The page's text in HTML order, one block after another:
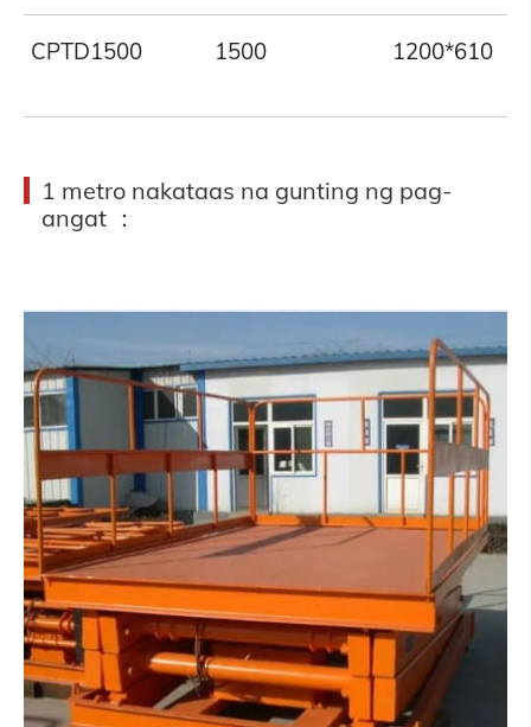
CPTD1500 1500 1200*610
1 metro nakataas na gunting ng pag-
angat ：